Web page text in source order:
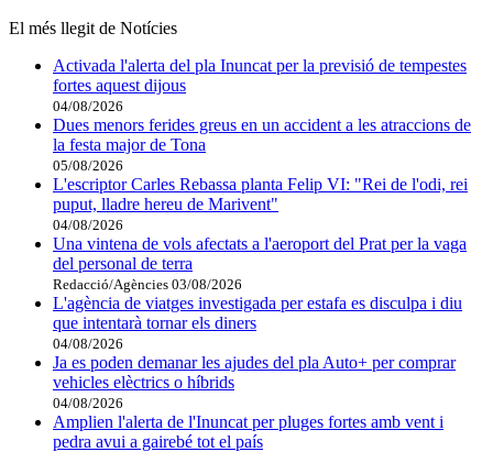
El més llegit de Notícies
Activada l'alerta del pla Inuncat per la previsió de tempestes
fortes aquest dijous
04/08/2026
Dues menors ferides greus en un accident a les atraccions de
la festa major de Tona
05/08/2026
L'escriptor Carles Rebassa planta Felip VI: "Rei de l'odi, rei
puput, lladre hereu de Marivent"
04/08/2026
Una vintena de vols afectats a l'aeroport del Prat per la vaga
del personal de terra
Redacció/Agències 03/08/2026
L'agència de viatges investigada per estafa es disculpa i diu
que intentarà tornar els diners
04/08/2026
Ja es poden demanar les ajudes del pla Auto+ per comprar
vehicles elèctrics o híbrids
04/08/2026
Amplien l'alerta de l'Inuncat per pluges fortes amb vent i
pedra avui a gairebé tot el país